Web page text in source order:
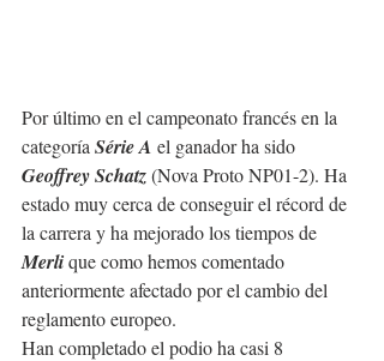
Por último en el campeonato francés en la
categoría Série A el ganador ha sido
Geoffrey Schatz (Nova Proto NP01-2). Ha
estado muy cerca de conseguir el récord de
la carrera y ha mejorado los tiempos de
Merli que como hemos comentado
anteriormente afectado por el cambio del
reglamento europeo.
Han completado el podio ha casi 8